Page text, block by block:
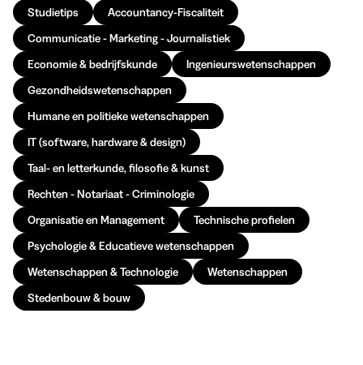
Studietips
Accountancy-Fiscaliteit
Communicatie - Marketing - Journalistiek
Economie & bedrijfskunde
Ingenieurswetenschappen
Gezondheidswetenschappen
Humane en politieke wetenschappen
IT (software, hardware & design)
Taal- en letterkunde, filosofie & kunst
Rechten - Notariaat - Criminologie
Organisatie en Management
Technische profielen
Psychologie & Educatieve wetenschappen
Wetenschappen & Technologie
Wetenschappen
Stedenbouw & bouw